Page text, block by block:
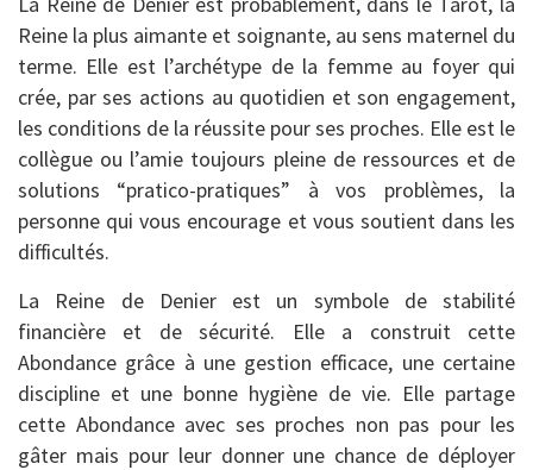
Reine la plus aimante et soignante, au sens maternel du
terme. Elle est l’archétype de la femme au foyer qui
crée, par ses actions au quotidien et son engagement,
les conditions de la réussite pour ses proches. Elle est le
collègue ou l’amie toujours pleine de ressources et de
solutions “pratico-pratiques” à vos problèmes, la
personne qui vous encourage et vous soutient dans les
difficultés.
La Reine de Denier est un symbole de stabilité
financière et de sécurité. Elle a construit cette
Abondance grâce à une gestion efficace, une certaine
discipline et une bonne hygiène de vie. Elle partage
cette Abondance avec ses proches non pas pour les
gâter mais pour leur donner une chance de déployer